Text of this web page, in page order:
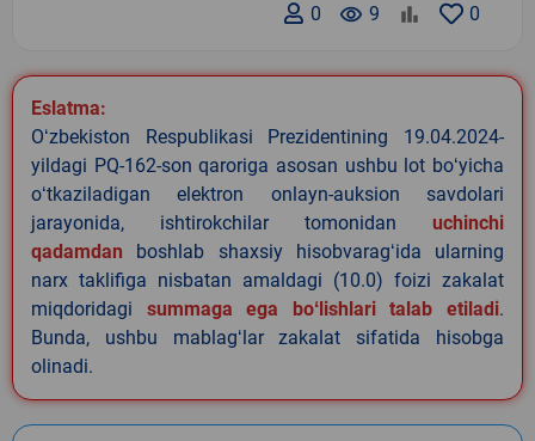
0
remove_red_eye 9
0
Eslatma:
Oʻzbekiston Respublikasi Prezidentining 19.04.2024-
yildagi PQ-162-son qaroriga asosan ushbu lot boʻyicha
oʻtkaziladigan elektron onlayn-auksion savdolari
jarayonida, ishtirokchilar tomonidan uchinchi
qadamdan boshlab shaxsiy hisobvaragʻida ularning
narx taklifiga nisbatan amaldagi (10.0) foizi zakalat
miqdoridagi summaga ega boʻlishlari talab etiladi.
Bunda, ushbu mablagʻlar zakalat sifatida hisobga
olinadi.